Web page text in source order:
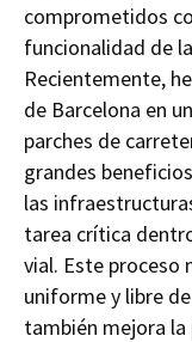
comprometidos
funcionalidad de
Recientemente,
de Barcelona en
parches de
grandes
las
tarea crítica
vial. Este proceso
uniforme y libre
también mejora